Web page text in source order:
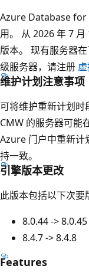
Azure Database for
用。 从 2026 年 7
版本。 现有服务器
级服务器，请注册
维护计划注意事项
可将维护重新计划时
CMW 的服务器可能
Azure 门户中重新计
持一致。
引擎版本更改
此版本包括以下次要
8.0.44 -> 8.0.45
8.4.7 -> 8.4.8
Features